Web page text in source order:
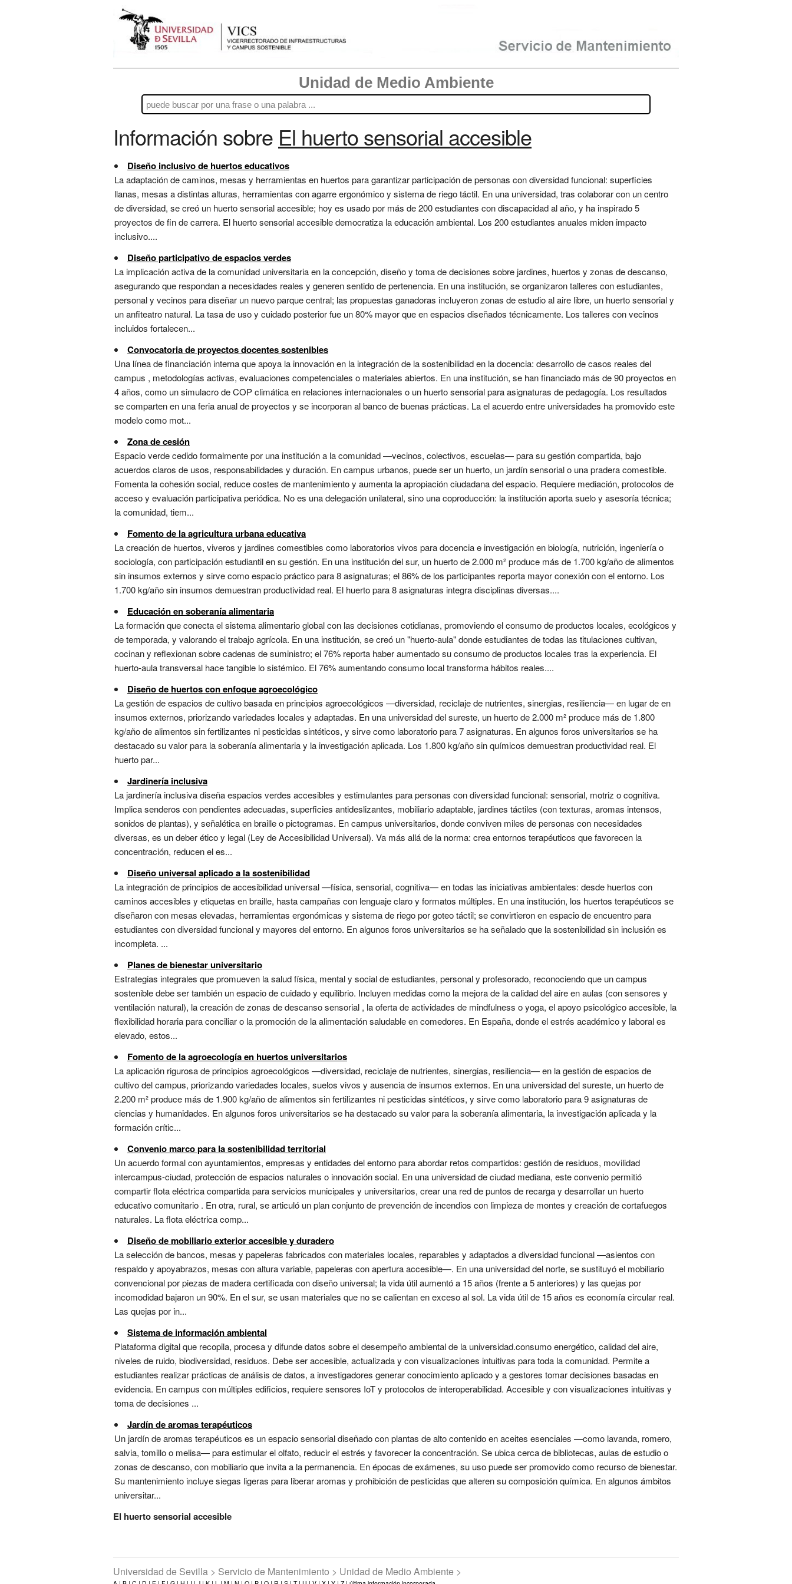
Unidad de Medio Ambiente
Información sobre El huerto sensorial accesible
Diseño inclusivo de huertos educativos
La adaptación de caminos, mesas y herramientas en huertos para garantizar participación de personas con diversidad funcional: superficies
llanas, mesas a distintas alturas, herramientas con agarre ergonómico y sistema de riego táctil. En una universidad, tras colaborar con un centro
de diversidad, se creó un huerto sensorial accesible; hoy es usado por más de 200 estudiantes con discapacidad al año, y ha inspirado 5
proyectos de fin de carrera. El huerto sensorial accesible democratiza la educación ambiental. Los 200 estudiantes anuales miden impacto
inclusivo....
Diseño participativo de espacios verdes
La implicación activa de la comunidad universitaria en la concepción, diseño y toma de decisiones sobre jardines, huertos y zonas de descanso,
asegurando que respondan a necesidades reales y generen sentido de pertenencia. En una institución, se organizaron talleres con estudiantes,
personal y vecinos para diseñar un nuevo parque central; las propuestas ganadoras incluyeron zonas de estudio al aire libre, un huerto sensorial y
un anfiteatro natural. La tasa de uso y cuidado posterior fue un 80% mayor que en espacios diseñados técnicamente. Los talleres con vecinos
incluidos fortalecen...
Convocatoria de proyectos docentes sostenibles
Una línea de financiación interna que apoya la innovación en la integración de la sostenibilidad en la docencia: desarrollo de casos reales del
campus , metodologías activas, evaluaciones competenciales o materiales abiertos. En una institución, se han financiado más de 90 proyectos en
4 años, como un simulacro de COP climática en relaciones internacionales o un huerto sensorial para asignaturas de pedagogía. Los resultados
se comparten en una feria anual de proyectos y se incorporan al banco de buenas prácticas. La el acuerdo entre universidades ha promovido este
modelo como mot...
Zona de cesión
Espacio verde cedido formalmente por una institución a la comunidad —vecinos, colectivos, escuelas— para su gestión compartida, bajo
acuerdos claros de usos, responsabilidades y duración. En campus urbanos, puede ser un huerto, un jardín sensorial o una pradera comestible.
Fomenta la cohesión social, reduce costes de mantenimiento y aumenta la apropiación ciudadana del espacio. Requiere mediación, protocolos de
acceso y evaluación participativa periódica. No es una delegación unilateral, sino una coproducción: la institución aporta suelo y asesoría técnica;
la comunidad, tiem...
Fomento de la agricultura urbana educativa
La creación de huertos, viveros y jardines comestibles como laboratorios vivos para docencia e investigación en biología, nutrición, ingeniería o
sociología, con participación estudiantil en su gestión. En una institución del sur, un huerto de 2.000 m² produce más de 1.700 kg/año de alimentos
sin insumos externos y sirve como espacio práctico para 8 asignaturas; el 86% de los participantes reporta mayor conexión con el entorno. Los
1.700 kg/año sin insumos demuestran productividad real. El huerto para 8 asignaturas integra disciplinas diversas....
Educación en soberanía alimentaria
La formación que conecta el sistema alimentario global con las decisiones cotidianas, promoviendo el consumo de productos locales, ecológicos y
de temporada, y valorando el trabajo agrícola. En una institución, se creó un "huerto-aula" donde estudiantes de todas las titulaciones cultivan,
cocinan y reflexionan sobre cadenas de suministro; el 76% reporta haber aumentado su consumo de productos locales tras la experiencia. El
huerto-aula transversal hace tangible lo sistémico. El 76% aumentando consumo local transforma hábitos reales....
Diseño de huertos con enfoque agroecológico
La gestión de espacios de cultivo basada en principios agroecológicos —diversidad, reciclaje de nutrientes, sinergias, resiliencia— en lugar de en
insumos externos, priorizando variedades locales y adaptadas. En una universidad del sureste, un huerto de 2.000 m² produce más de 1.800
kg/año de alimentos sin fertilizantes ni pesticidas sintéticos, y sirve como laboratorio para 7 asignaturas. En algunos foros universitarios se ha
destacado su valor para la soberanía alimentaria y la investigación aplicada. Los 1.800 kg/año sin químicos demuestran productividad real. El
huerto par...
Jardinería inclusiva
La jardinería inclusiva diseña espacios verdes accesibles y estimulantes para personas con diversidad funcional: sensorial, motriz o cognitiva.
Implica senderos con pendientes adecuadas, superficies antideslizantes, mobiliario adaptable, jardines táctiles (con texturas, aromas intensos,
sonidos de plantas), y señalética en braille o pictogramas. En campus universitarios, donde conviven miles de personas con necesidades
diversas, es un deber ético y legal (Ley de Accesibilidad Universal). Va más allá de la norma: crea entornos terapéuticos que favorecen la
concentración, reducen el es...
Diseño universal aplicado a la sostenibilidad
La integración de principios de accesibilidad universal —física, sensorial, cognitiva— en todas las iniciativas ambientales: desde huertos con
caminos accesibles y etiquetas en braille, hasta campañas con lenguaje claro y formatos múltiples. En una institución, los huertos terapéuticos se
diseñaron con mesas elevadas, herramientas ergonómicas y sistema de riego por goteo táctil; se convirtieron en espacio de encuentro para
estudiantes con diversidad funcional y mayores del entorno. En algunos foros universitarios se ha señalado que la sostenibilidad sin inclusión es
incompleta. ...
Planes de bienestar universitario
Estrategias integrales que promueven la salud física, mental y social de estudiantes, personal y profesorado, reconociendo que un campus
sostenible debe ser también un espacio de cuidado y equilibrio. Incluyen medidas como la mejora de la calidad del aire en aulas (con sensores y
ventilación natural), la creación de zonas de descanso sensorial , la oferta de actividades de mindfulness o yoga, el apoyo psicológico accesible, la
flexibilidad horaria para conciliar o la promoción de la alimentación saludable en comedores. En España, donde el estrés académico y laboral es
elevado, estos...
Fomento de la agroecología en huertos universitarios
La aplicación rigurosa de principios agroecológicos —diversidad, reciclaje de nutrientes, sinergias, resiliencia— en la gestión de espacios de
cultivo del campus, priorizando variedades locales, suelos vivos y ausencia de insumos externos. En una universidad del sureste, un huerto de
2.200 m² produce más de 1.900 kg/año de alimentos sin fertilizantes ni pesticidas sintéticos, y sirve como laboratorio para 9 asignaturas de
ciencias y humanidades. En algunos foros universitarios se ha destacado su valor para la soberanía alimentaria, la investigación aplicada y la
formación crític...
Convenio marco para la sostenibilidad territorial
Un acuerdo formal con ayuntamientos, empresas y entidades del entorno para abordar retos compartidos: gestión de residuos, movilidad
intercampus-ciudad, protección de espacios naturales o innovación social. En una universidad de ciudad mediana, este convenio permitió
compartir flota eléctrica compartida para servicios municipales y universitarios, crear una red de puntos de recarga y desarrollar un huerto
educativo comunitario . En otra, rural, se articuló un plan conjunto de prevención de incendios con limpieza de montes y creación de cortafuegos
naturales. La flota eléctrica comp...
Diseño de mobiliario exterior accesible y duradero
La selección de bancos, mesas y papeleras fabricados con materiales locales, reparables y adaptados a diversidad funcional —asientos con
respaldo y apoyabrazos, mesas con altura variable, papeleras con apertura accesible—. En una universidad del norte, se sustituyó el mobiliario
convencional por piezas de madera certificada con diseño universal; la vida útil aumentó a 15 años (frente a 5 anteriores) y las quejas por
incomodidad bajaron un 90%. En el sur, se usan materiales que no se calientan en exceso al sol. La vida útil de 15 años es economía circular real.
Las quejas por in...
Sistema de información ambiental
Plataforma digital que recopila, procesa y difunde datos sobre el desempeño ambiental de la universidad.consumo energético, calidad del aire,
niveles de ruido, biodiversidad, residuos. Debe ser accesible, actualizada y con visualizaciones intuitivas para toda la comunidad. Permite a
estudiantes realizar prácticas de análisis de datos, a investigadores generar conocimiento aplicado y a gestores tomar decisiones basadas en
evidencia. En campus con múltiples edificios, requiere sensores IoT y protocolos de interoperabilidad. Accesible y con visualizaciones intuitivas y
toma de decisiones ...
Jardín de aromas terapéuticos
Un jardín de aromas terapéuticos es un espacio sensorial diseñado con plantas de alto contenido en aceites esenciales —como lavanda, romero,
salvia, tomillo o melisa— para estimular el olfato, reducir el estrés y favorecer la concentración. Se ubica cerca de bibliotecas, aulas de estudio o
zonas de descanso, con mobiliario que invita a la permanencia. En épocas de exámenes, su uso puede ser promovido como recurso de bienestar.
Su mantenimiento incluye siegas ligeras para liberar aromas y prohibición de pesticidas que alteren su composición química. En algunos ámbitos
universitar...
El huerto sensorial accesible
Universidad de Sevilla > Servicio de Mantenimiento > Unidad de Medio Ambiente >